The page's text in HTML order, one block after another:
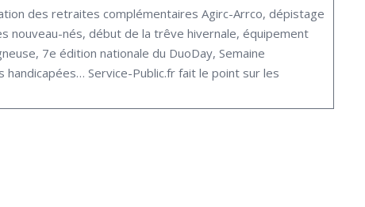
des retraites complémentaires Agirc-Arrco, dépistage
nouveau-nés, début de la trêve hivernale, équipement
7e édition nationale du DuoDay, Semaine
handicapées… Service-Public.fr fait le point sur les